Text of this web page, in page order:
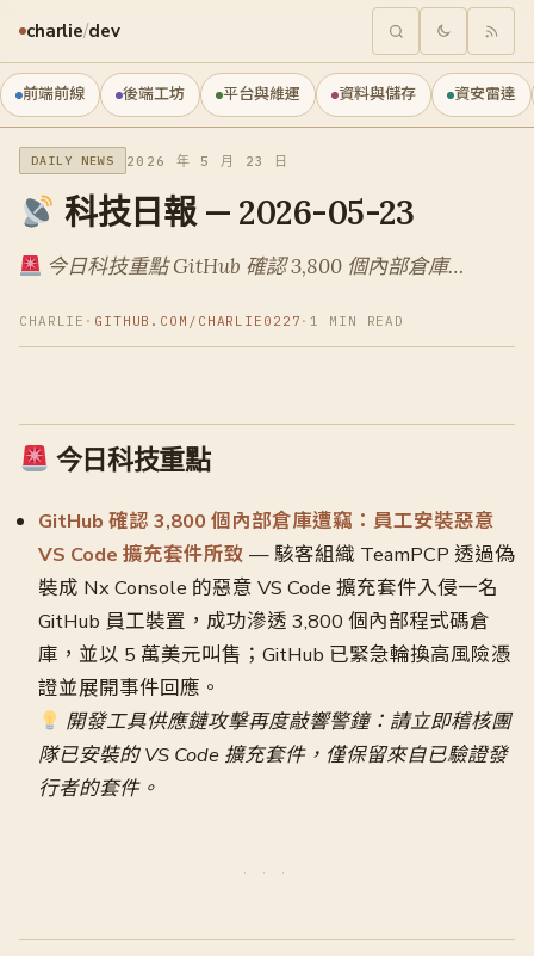
charlie/dev
前端前線 後端工坊 平台與維運 資料與儲存 資安雷達
DAILY NEWS 2026 年 5 月 23 日
科技日報 — 2026-05-23
今日科技重點 GitHub 確認 3,800 個內部倉庫…
CHARLIE · GITHUB.COM/CHARLIE0227 · 1 MIN READ
今日科技重點
GitHub 確認 3,800 個內部倉庫遭竊：員工安裝惡意
VS Code 擴充套件所致 — 駭客組織 TeamPCP 透過偽
裝成 Nx Console 的惡意 VS Code 擴充套件入侵一名
GitHub 員工裝置，成功滲透 3,800 個內部程式碼倉
庫，並以 5 萬美元叫售；GitHub 已緊急輪換高風險憑
證並展開事件回應。
開發工具供應鏈攻擊再度敲響警鐘：請立即稽核團
隊已安裝的 VS Code 擴充套件，僅保留來自已驗證發
行者的套件。